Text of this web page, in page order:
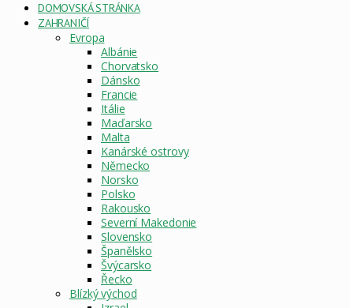
DOMOVSKÁ STRÁNKA
ZAHRANIČÍ
Evropa
Albánie
Chorvatsko
Dánsko
Francie
Itálie
Maďarsko
Malta
Kanárské ostrovy
Německo
Norsko
Polsko
Rakousko
Severní Makedonie
Slovensko
Španělsko
Švýcarsko
Řecko
Blízký východ